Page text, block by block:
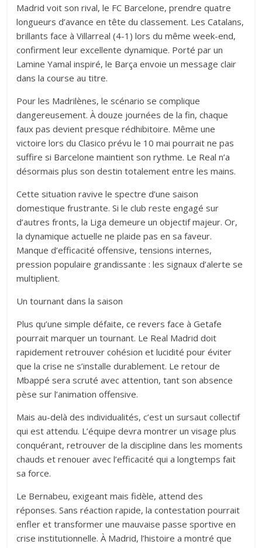
Madrid voit son rival, le FC Barcelone, prendre quatre
longueurs d’avance en tête du classement. Les Catalans,
brillants face à Villarreal (4-1) lors du même week-end,
confirment leur excellente dynamique. Porté par un
Lamine Yamal inspiré, le Barça envoie un message clair
dans la course au titre.
Pour les Madrilènes, le scénario se complique
dangereusement. À douze journées de la fin, chaque
faux pas devient presque rédhibitoire. Même une
victoire lors du Clasico prévu le 10 mai pourrait ne pas
suffire si Barcelone maintient son rythme. Le Real n’a
désormais plus son destin totalement entre les mains.
Cette situation ravive le spectre d’une saison
domestique frustrante. Si le club reste engagé sur
d’autres fronts, la Liga demeure un objectif majeur. Or,
la dynamique actuelle ne plaide pas en sa faveur.
Manque d’efficacité offensive, tensions internes,
pression populaire grandissante : les signaux d’alerte se
multiplient.
Un tournant dans la saison
Plus qu’une simple défaite, ce revers face à Getafe
pourrait marquer un tournant. Le Real Madrid doit
rapidement retrouver cohésion et lucidité pour éviter
que la crise ne s’installe durablement. Le retour de
Mbappé sera scruté avec attention, tant son absence
pèse sur l’animation offensive.
Mais au-delà des individualités, c’est un sursaut collectif
qui est attendu. L’équipe devra montrer un visage plus
conquérant, retrouver de la discipline dans les moments
chauds et renouer avec l’efficacité qui a longtemps fait
sa force.
Le Bernabeu, exigeant mais fidèle, attend des
réponses. Sans réaction rapide, la contestation pourrait
enfler et transformer une mauvaise passe sportive en
crise institutionnelle. À Madrid, l’histoire a montré que